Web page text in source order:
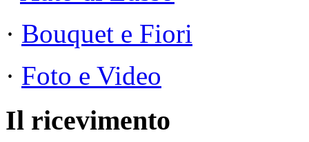
· Bouquet e Fiori
· Foto e Video
Il ricevimento